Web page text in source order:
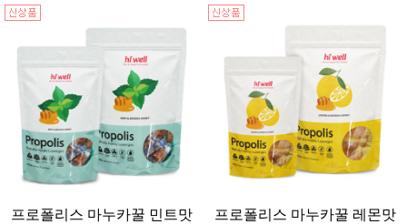
프로폴리스 마누카꿀 민트맛
프로폴리스 마누카꿀 레몬맛